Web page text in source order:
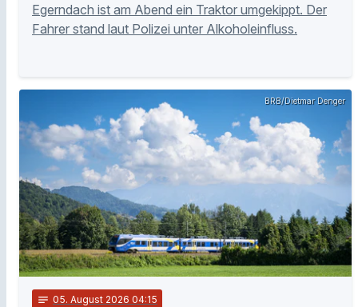
Egerndach ist am Abend ein Traktor umgekippt. Der
Fahrer stand laut Polizei unter Alkoholeinfluss.
BRB/Dietmar Denger
notes 05. August 2026 04:15